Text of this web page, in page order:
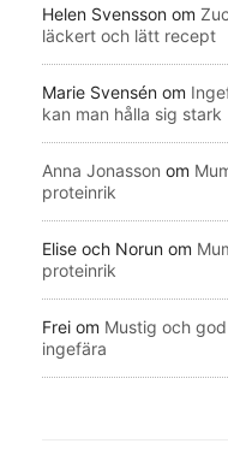
Helen Svensson om
läckert och lätt recept
Marie Svensén om
kan man hålla sig stark
Anna Jonasson om
proteinrik
Elise och Norun om
proteinrik
Frei om Mustig och
ingefära